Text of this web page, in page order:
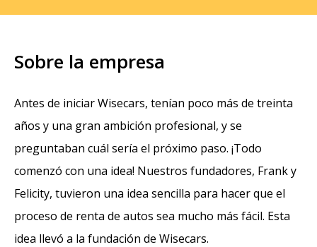
Sobre la empresa
Antes de iniciar Wisecars, tenían poco más de treinta
años y una gran ambición profesional, y se
preguntaban cuál sería el próximo paso. ¡Todo
comenzó con una idea! Nuestros fundadores, Frank y
Felicity, tuvieron una idea sencilla para hacer que el
proceso de renta de autos sea mucho más fácil. Esta
idea llevó a la fundación de Wisecars.